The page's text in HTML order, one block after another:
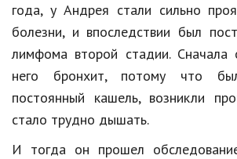
Hi-Tech. Интернет
Авто, мото
Дом и сад
Недвижимость
года, у Андрея стали сильно
болезни, и впоследствии был
лимфома второй стадии.
него бронхит, потому что
постоянный кашель, возникли
стало трудно дышать.
И тогда он прошел